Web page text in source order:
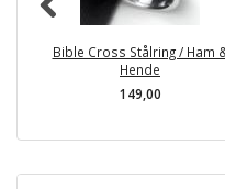
Bible Cross Stålring / Ham
Hende
149,00